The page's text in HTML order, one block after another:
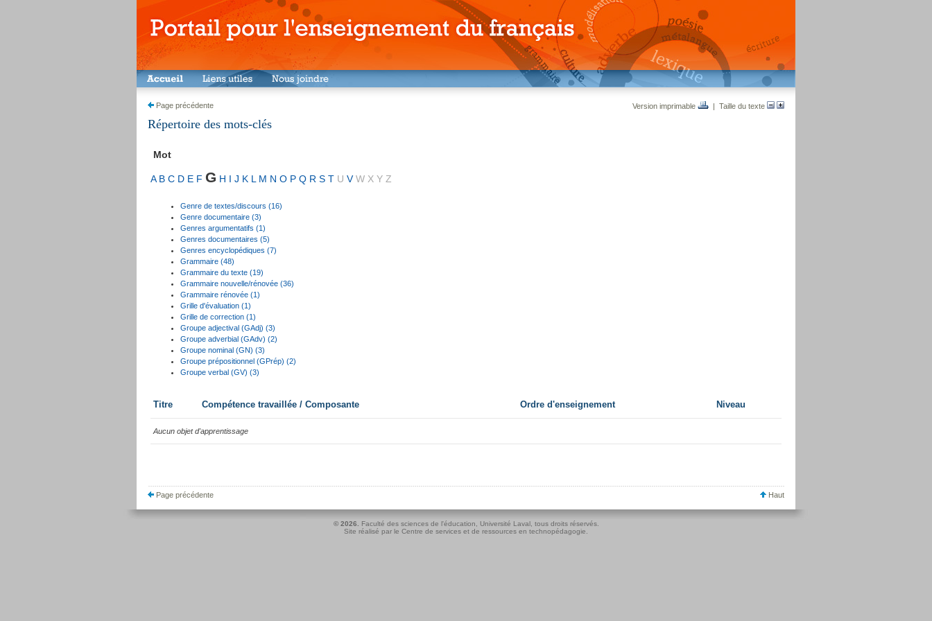
Page précédente Version imprimable | Taille du texte
Répertoire des mots-clés
Mot
A B C D E F G H I J K L M N O P Q R S T U V W X Y Z
Genre de textes/discours (16)
Genre documentaire (3)
Genres argumentatifs (1)
Genres documentaires (5)
Genres encyclopédiques (7)
Grammaire (48)
Grammaire du texte (19)
Grammaire nouvelle/rénovée (36)
Grammaire rénovée (1)
Grille d'évaluation (1)
Grille de correction (1)
Groupe adjectival (GAdj) (3)
Groupe adverbial (GAdv) (2)
Groupe nominal (GN) (3)
Groupe prépositionnel (GPrép) (2)
Groupe verbal (GV) (3)
Titre Compétence travaillée / Composante Ordre d'enseignement Niveau
Aucun objet d'apprentissage
Page précédente Haut
© 2026. Faculté des sciences de l'éducation Université Laval, tous droits réservés.
Site réalisé par le Centre de services et de ressources en technopédagogie